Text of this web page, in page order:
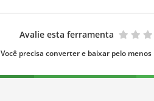
Avalie esta ferramenta
Você precisa converter e baixar pelo